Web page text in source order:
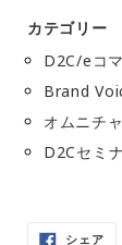
カテゴリー
D2C/eコ
Brand
オムニチ
D2Cセミ
シェア